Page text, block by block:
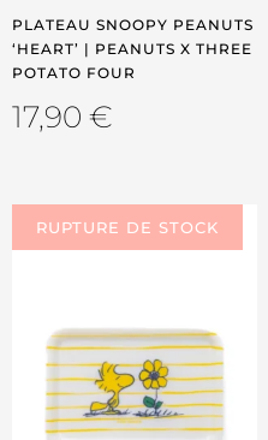
PLATEAU SNOOPY PEANUTS
‘HEART’ | PEANUTS X THREE
POTATO FOUR
17,90 €